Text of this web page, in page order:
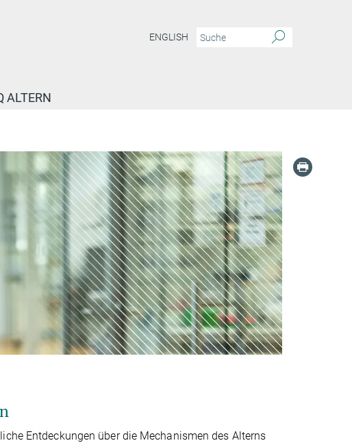
ENGLISH
ALTERN
Entdeckungen über die Mechanismen des Alterns